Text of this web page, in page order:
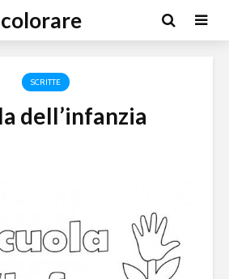
SCRITTE
dell’infanzia